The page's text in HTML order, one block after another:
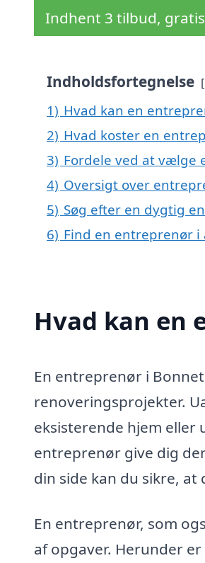
Indhent 3 tilbud,
Indholdsfortegnelse
1) Hvad kan en
2) Hvad koster en
3) Fordele ved at vælge
4) Oversigt over
5) Søg efter en dygtig
6) Find en entreprenør
Hvad kan en
En entreprenør i
renoveringsprojekter.
eksisterende hjem eller
entreprenør give dig
din side kan du sikre,
En entreprenør, som
af opgaver. Herunder